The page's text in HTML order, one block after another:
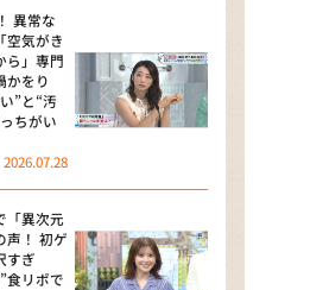
かえり
Z塚田×福井アナ
やねん！？」（news お
も台所 ～きょうの献立 何
～
イアンなり！シーズン２
異常な
空気がき
ら」専門
かをり
”と“汚
ちがい
2026.07.28
「異次元
声！ 初ゲ
すぎ
食リポで